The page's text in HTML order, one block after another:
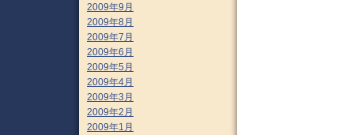
2009年9月
2009年8月
2009年7月
2009年6月
2009年5月
2009年4月
2009年3月
2009年2月
2009年1月